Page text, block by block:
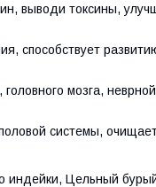
выводи токсины,
способствует
мозга,
системы,
индейки, Цельный